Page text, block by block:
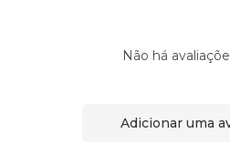
Não há
Adicionar uma